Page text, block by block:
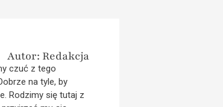
Autor: Redakcja
czuć z tego
na tyle, by
Rodzimy się tutaj z